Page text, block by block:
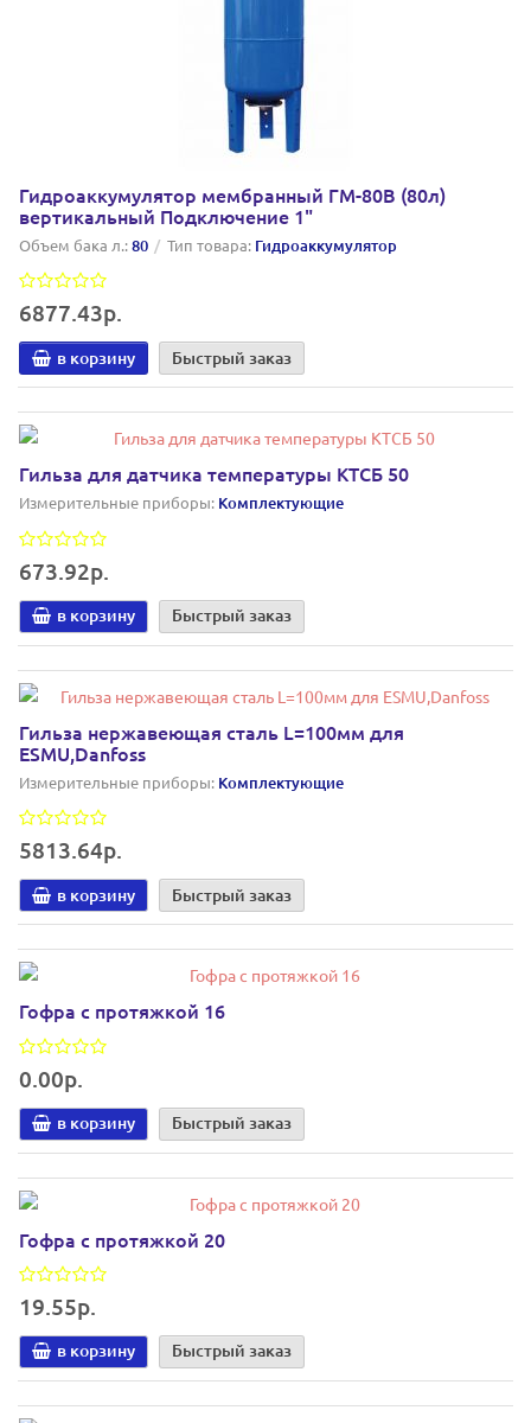
Гидроаккумулятор мембранный ГМ-80В (80л)
вертикальный Подключение 1"
Объем бака л.:80 Тип товара: Гидроаккумулятор
6877.43р.
в корзину Быстрый заказ
Гильза для датчика температуры КТСБ 50
Измерительные приборы: Комплектующие
673.92р.
в корзину Быстрый заказ
Гильза нержавеющая сталь L=100мм для
ESMU,Danfoss
Измерительные приборы: Комплектующие
5813.64р.
в корзину Быстрый заказ
Гофра с протяжкой 16
0.00р.
в корзину Быстрый заказ
Гофра с протяжкой 20
19.55р.
в корзину Быстрый заказ